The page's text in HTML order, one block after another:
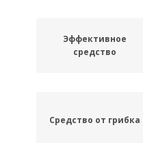
Эффективное
средство
Средство от грибка